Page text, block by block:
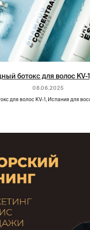
ботокс для волос KV-
08.06.2025
для волос KV-1, Испания для